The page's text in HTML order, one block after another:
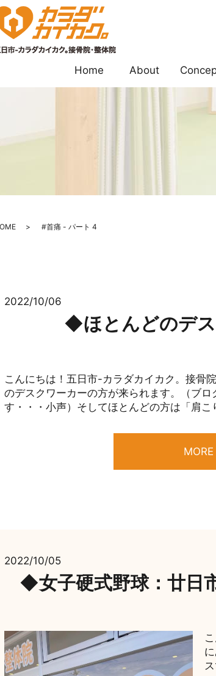
Home About
#首痛 - パート 4
2022/10/06
◆ほとんどのデ
こんにちは！五日市-カラダカイカク。接骨
のデスクワーカーの方が来られます。（ブ
す・・・小声）そしてほとんどの方は「肩
MORE
2022/10/05
◆女子硬式野球：廿日